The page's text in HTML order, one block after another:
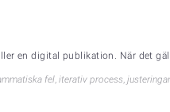
en digital publikation. När det
fel, iterativ process, justeringar